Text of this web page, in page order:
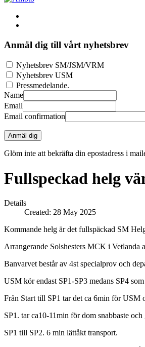
Anmäl dig till vårt nyhetsbrev
Nyhetsbrev SM/JSM/VRM
Nyhetsbrev USM
Pressmedelande.
Name
Email
Email confirmation
Anmäl dig
Glöm inte att bekräfta din epostadress i
Fullspeckad helg
Details
Created: 28 May 2025
Kommande helg är det fullspäckad SM
Arrangerande Solshesters MCK i Vetlanda
Banvarvet består av 4st specialprov och
USM kör endast SP1-SP3 medans SP4
Från Start till SP1 tar det ca 6min för USM
SP1. tar ca10-11min för dom snabbaste
SP1 till SP2. 6 min lättåkt transport.